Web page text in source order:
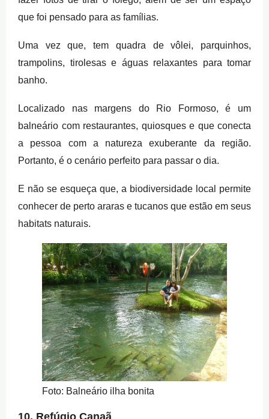
que foi pensado para as famílias.
Uma vez que, tem quadra de vôlei, parquinhos,
trampolins, tirolesas e águas relaxantes para tomar
banho.
Localizado nas margens do Rio Formoso, é um
balneário com restaurantes, quiosques e que conecta
a pessoa com a natureza exuberante da região.
Portanto, é o cenário perfeito para passar o dia.
E não se esqueça que, a biodiversidade local permite
conhecer de perto araras e tucanos que estão em seus
habitats naturais.
Foto: Balneário ilha bonita